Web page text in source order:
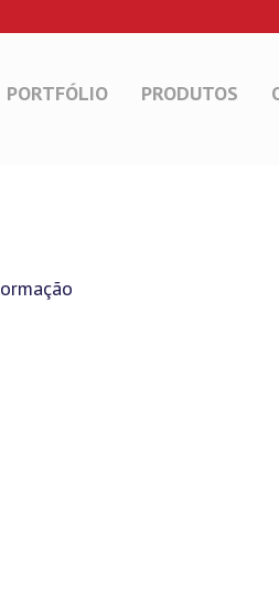
PORTFÓLIO PRODUTOS